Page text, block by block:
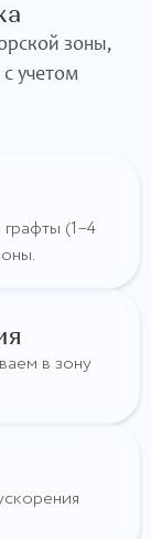
зоны,
учетом
(1–4
в зону